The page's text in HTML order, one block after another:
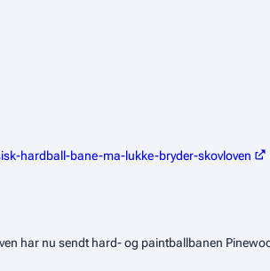
hardball-bane-ma-lukke-bryder-skovloven
har nu sendt hard- og paintballbanen